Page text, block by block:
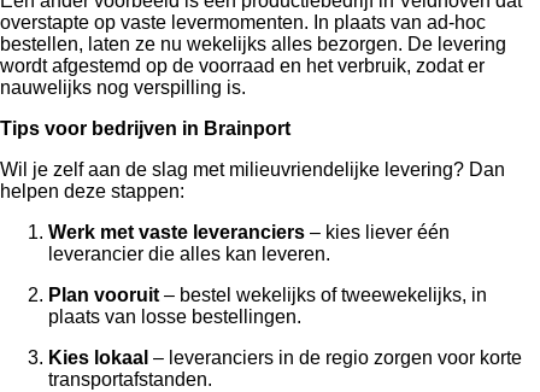
overstapte op vaste levermomenten. In plaats van ad-hoc
bestellen, laten ze nu wekelijks alles bezorgen. De levering
wordt afgestemd op de voorraad en het verbruik, zodat er
nauwelijks nog verspilling is.
Tips voor bedrijven in Brainport
Wil je zelf aan de slag met milieuvriendelijke levering? Dan
helpen deze stappen:
Werk met vaste leveranciers – kies liever één
leverancier die alles kan leveren.
Plan vooruit – bestel wekelijks of tweewekelijks, in
plaats van losse bestellingen.
Kies lokaal – leveranciers in de regio zorgen voor korte
transportafstanden.